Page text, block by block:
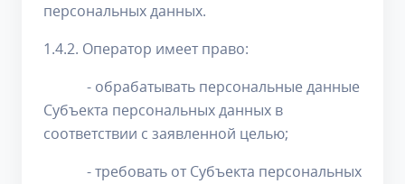
персональных данных.
1.4.2. Оператор имеет право:
- обрабатывать персональные данные
Субъекта персональных данных в
соответствии с заявленной целью;
- требовать от Субъекта персональных